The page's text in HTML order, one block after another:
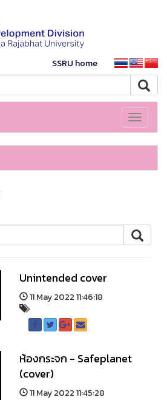
SSRU home
Toggle
Unintended cover
11 May 2022 11:46:18
ห้องกระจก - Safeplanet
(cover)
11 May 2022 11:45:28